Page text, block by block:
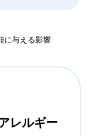
に与える影響
レルギー